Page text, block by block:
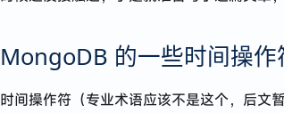
MongoDB 的一些时间操作
时间操作符（专业术语应该不是这个，后文